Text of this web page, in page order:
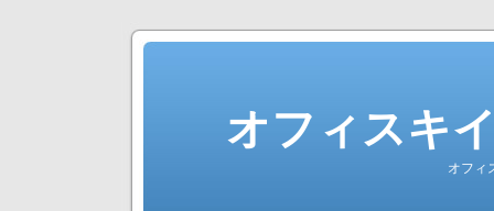
オフィスキ
オフィ